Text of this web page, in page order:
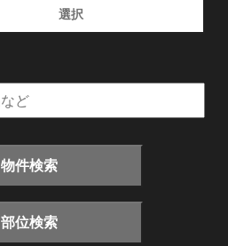
選択
物件検索
部位検索